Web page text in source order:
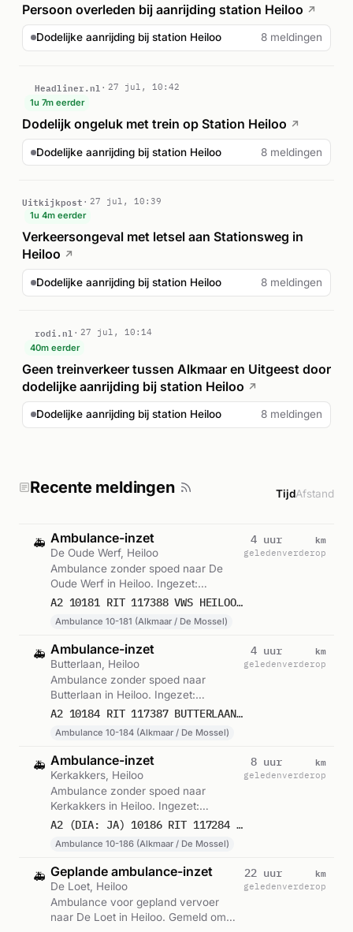
Persoon overleden bij aanrijding station Heiloo ↗
Dodelijke aanrijding bij station Heiloo 8 meldingen
Headliner.nl
27 jul, 10:42
1u 7m eerder
Dodelijk ongeluk met trein op Station Heiloo ↗
Dodelijke aanrijding bij station Heiloo 8 meldingen
Uitkijkpost
27 jul, 10:39
1u 4m eerder
Verkeersongeval met letsel aan Stationsweg in
Heiloo ↗
Dodelijke aanrijding bij station Heiloo 8 meldingen
rodi.nl
27 jul, 10:14
40m eerder
Geen treinverkeer tussen Alkmaar en Uitgeest door
dodelijke aanrijding bij station Heiloo ↗
Dodelijke aanrijding bij station Heiloo 8 meldingen
Recente meldingen TijdAfstand
🚑 Ambulance-inzet
De Oude Werf, Heiloo
Ambulance zonder spoed naar De
Oude Werf in Heiloo. Ingezet:
Ambulance 10-181 (Alkmaar / De
Mossel). Gemeld om 18:34.
A2 10181 RIT 117388 VWS HEILOO DE OUDE WERF HEILOO
Ambulance 10-181 (Alkmaar / De Mossel)
4 uur
geleden
km
verderop
🚑 Ambulance-inzet
Butterlaan, Heiloo
Ambulance zonder spoed naar
Butterlaan in Heiloo. Ingezet:
Ambulance 10-184 (Alkmaar / De
Mossel). Gemeld om 18:34.
A2 10184 RIT 117387 BUTTERLAAN HEILOO
Ambulance 10-184 (Alkmaar / De Mossel)
4 uur
geleden
km
verderop
🚑 Ambulance-inzet
Kerkakkers, Heiloo
Ambulance zonder spoed naar
Kerkakkers in Heiloo. Ingezet:
Ambulance 10-186 (Alkmaar / De
Mossel). Gemeld om 14:58.
A2 (DIA: JA) 10186 RIT 117284 KERKAKKERS HEILOO
Ambulance 10-186 (Alkmaar / De Mossel)
8 uur
geleden
km
verderop
🚑 Geplande ambulance-inzet
De Loet, Heiloo
Ambulance voor gepland vervoer
naar De Loet in Heiloo. Gemeld om
22 uur
geleden
km
verderop